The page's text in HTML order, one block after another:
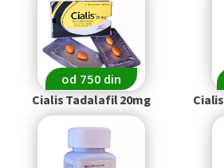
od 750 din
Cialis Tadalafil 20mg